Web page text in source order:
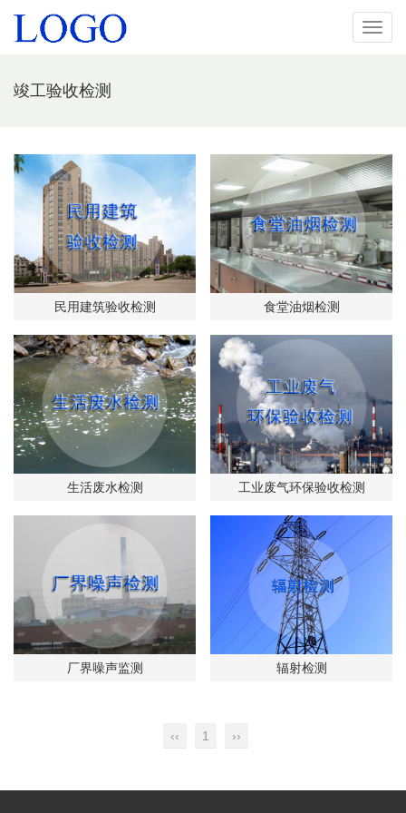
导
竣工验收检测
民用建筑验收检测 食堂油烟检测
生活废水检测 工业废气环保验收检测
厂界噪声监测 辐射检测
‹‹ 1 ››